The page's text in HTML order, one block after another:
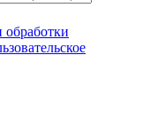
обработки